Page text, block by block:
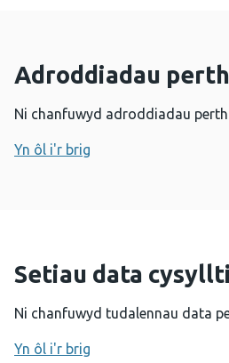
Adroddiadau
Ni chanfuwyd adroddiadau
Yn ôl i'r brig
Setiau data
Ni chanfuwyd tudalennau data
Yn ôl i'r brig